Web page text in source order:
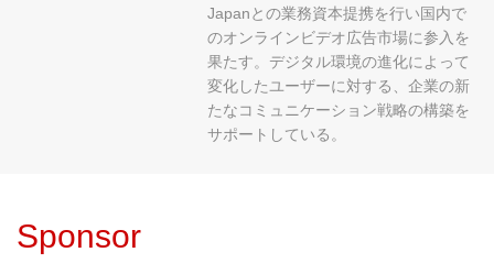
Japanとの業務資本提携を行い国内で
のオンラインビデオ広告市場に参入を
果たす。デジタル環境の進化によって
変化したユーザーに対する、企業の新
たなコミュニケーション戦略の構築を
サポートしている。
Sponsor